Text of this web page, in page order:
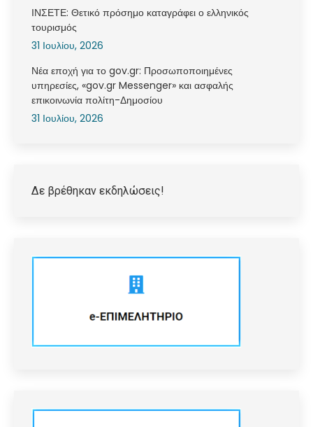
ΙΝΣΕΤΕ: Θετικό πρόσημο καταγράφει ο ελληνικός
τουρισμός
31 Ιουλίου, 2026
Νέα εποχή για το gov.gr: Προσωποποιημένες
υπηρεσίες, «gov.gr Messenger» και ασφαλής
επικοινωνία πολίτη-Δημοσίου
31 Ιουλίου, 2026
Δε βρέθηκαν εκδηλώσεις!